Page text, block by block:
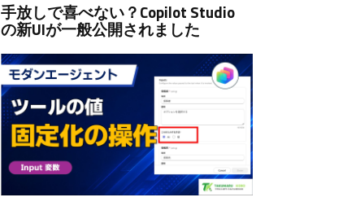
手放しで喜べない？Copilot Studio
の新UIが一般公開されました